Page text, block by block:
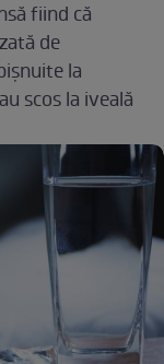
fiind că
de
la
scos la iveală